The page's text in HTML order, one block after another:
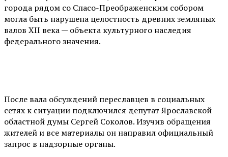
города рядом со Спасо-Преображенским собором
могла быть нарушена целостность древних земляных
валов XII века — объекта культурного наследия
федерального значения.
После вала обсуждений переславцев в социальных
сетях к ситуации подключился депутат Ярославской
областной думы Сергей Соколов. Изучив обращения
жителей и все материалы он направил официальный
запрос в надзорные органы.